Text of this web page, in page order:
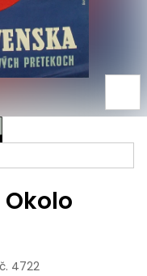
4722